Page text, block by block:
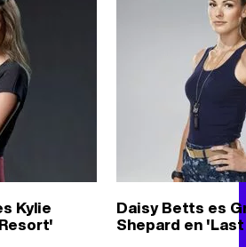
Kylie Daisy Betts es
Shepard en